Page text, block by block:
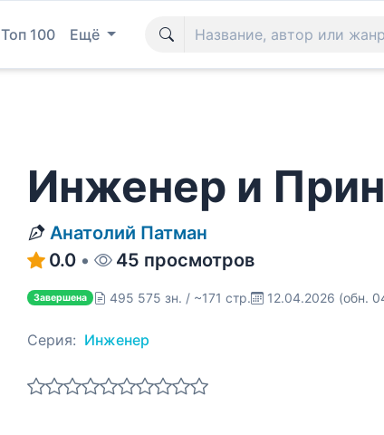
Топ 100 Ещё
Инженер и
Анатолий Патман
0.0 • 45 просмотров
Завершена 495 575 зн. / ~171 стр. 12.04.2026 (обн.
Серия: Инженер